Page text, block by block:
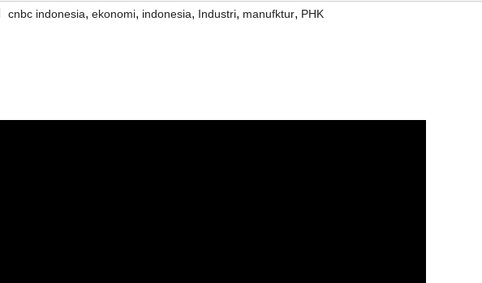
cnbc indonesia, ekonomi, indonesia, Industri, manufktur, PHK